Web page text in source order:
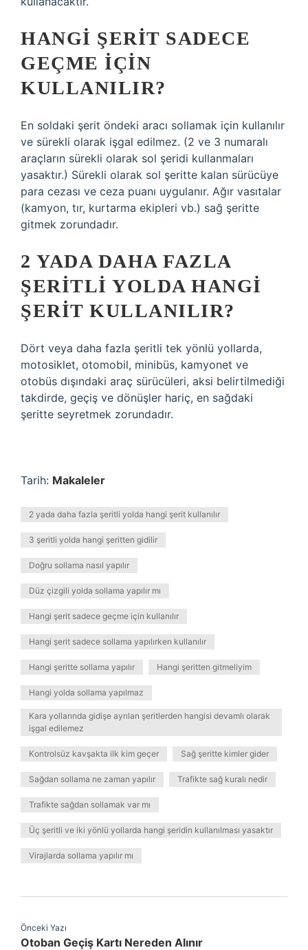
HANGI ŞERIT SADECE
GEÇME IÇIN
KULLANILIR?
En soldaki şerit öndeki aracı sollamak için kullanılır
ve sürekli olarak işgal edilmez. (2 ve 3 numaralı
araçların sürekli olarak sol şeridi kullanmaları
yasaktır.) Sürekli olarak sol şeritte kalan sürücüye
para cezası ve ceza puanı uygulanır. Ağır vasıtalar
(kamyon, tır, kurtarma ekipleri vb.) sağ şeritte
gitmek zorundadır.
2 YADA DAHA FAZLA
ŞERITLI YOLDA HANGI
ŞERIT KULLANILIR?
Dört veya daha fazla şeritli tek yönlü yollarda,
motosiklet, otomobil, minibüs, kamyonet ve
otobüs dışındaki araç sürücüleri, aksi belirtilmediği
takdirde, geçiş ve dönüşler hariç, en sağdaki
şeritte seyretmek zorundadır.
Tarih: Makaleler
2 yada daha fazla şeritli yolda hangi şerit kullanılır
3 şeritli yolda hangi şeritten gidilir
Doğru sollama nasıl yapılır
Düz çizgili yolda sollama yapılır mı
Hangi şerit sadece geçme için kullanılır
Hangi şerit sadece sollama yapılırken kullanılır
Hangi şeritte sollama yapılır Hangi şeritten gitmeliyim
Hangi yolda sollama yapılmaz
Kara yollarında gidişe ayrılan şeritlerden hangisi devamlı olarak
işgal edilemez
Kontrolsüz kavşakta ilk kim geçer Sağ şeritte kimler gider
Sağdan sollama ne zaman yapılır Trafikte sağ kuralı nedir
Trafikte sağdan sollamak var mı
Üç şeritli ve iki yönlü yollarda hangi şeridin kullanılması yasaktır
Virajlarda sollama yapılır mı
Önceki Yazı
Otoban Geçiş Kartı Nereden Alınır